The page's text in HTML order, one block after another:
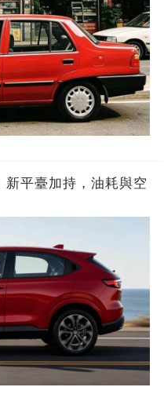
平臺加持，油耗與空